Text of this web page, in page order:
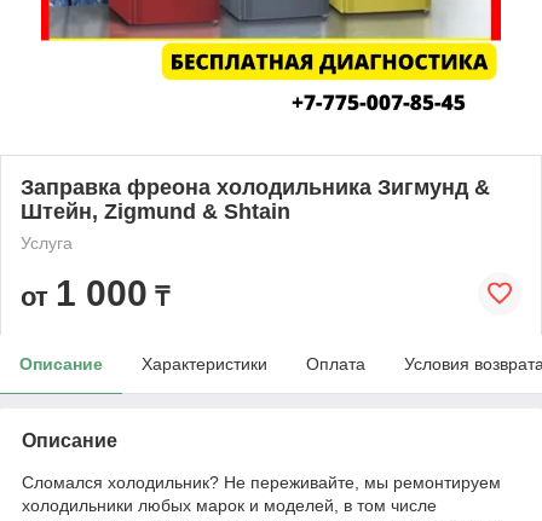
Заправка фреона холодильника Зигмунд &
Штейн, Zigmund & Shtain
Услуга
от 1 000 ₸
Описание Характеристики Оплата Условия
Описание
Сломался холодильник? Не переживайте, мы ремонтируем
холодильники любых марок и моделей, в том числе